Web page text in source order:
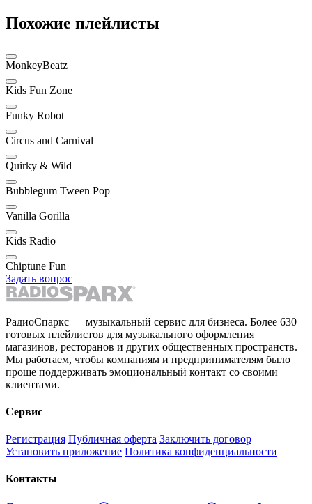
Похожие плейлисты
MonkeyBeatz
Kids Fun Zone
Funky Robot
Circus and Carnival
Quirky & Wild
Bubblegum Tween Pop
Vanilla Gorilla
Kids Radio
Chiptune Fun
Задать вопрос
РадиоСпаркс — музыкальный сервис для бизнеса. Более 630
готовых плейлистов для музыкального оформления
магазинов, ресторанов и других общественных пространств.
Мы работаем, чтобы компаниям и предпринимателям было
проще поддерживать эмоциональный контакт со своими
клиентами.
Сервис
Регистрация Публичная оферта Заключить договор
Установить приложение Политика конфиденциальности
Контакты